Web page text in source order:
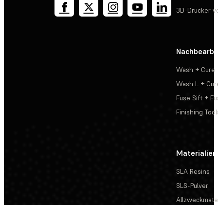
3D-Drucker
Wash + Cure
Wash L +
Fuse Sift +
Finishing
Materialien
SLA Resins
SLS-Pulver